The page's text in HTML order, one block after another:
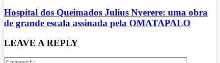
Hospital dos Queimados Julius Nyerere: uma obra
de grande escala assinada pela OMATAPALO
LEAVE A REPLY